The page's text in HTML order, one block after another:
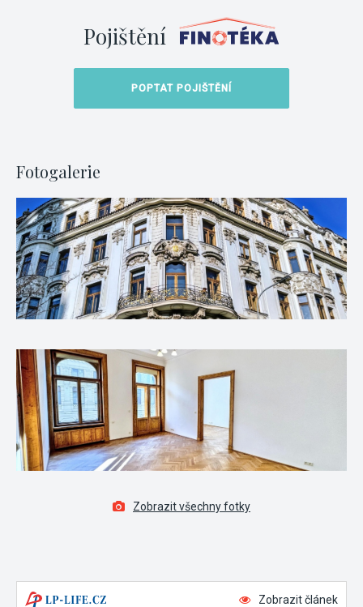
Pojištění
POPTAT POJIŠTĚNÍ
Fotogalerie
Zobrazit všechny fotky
Zobrazit článek